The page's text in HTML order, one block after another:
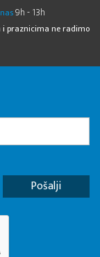
9h - 13h
i praznicima ne radimo